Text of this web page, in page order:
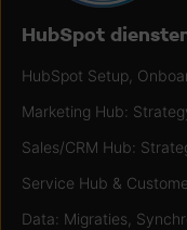
HubSpot
HubSpot Setup,
Marketing Hub:
Sales/CRM Hub:
Service Hub &
Data: Migraties,